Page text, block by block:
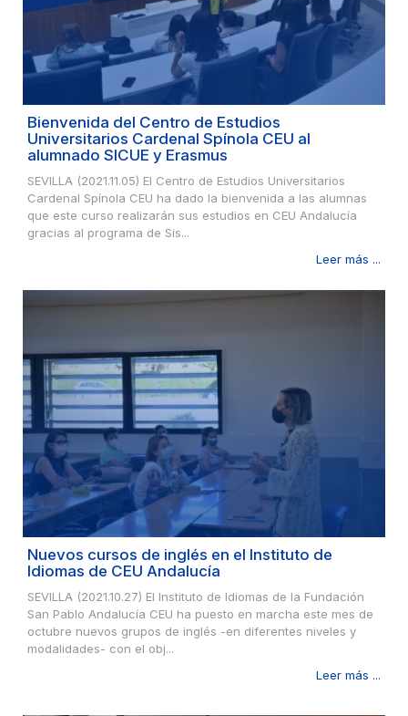
Bienvenida del Centro de Estudios
Universitarios Cardenal Spínola CEU al
alumnado SICUE y Erasmus
SEVILLA (2021.11.05) El Centro de Estudios Universitarios
Cardenal Spínola CEU ha dado la bienvenida a las alumnas
que este curso realizarán sus estudios en CEU Andalucía
gracias al programa de Sis...
Leer más ...
Nuevos cursos de inglés en el Instituto de
Idiomas de CEU Andalucía
SEVILLA (2021.10.27) El Instituto de Idiomas de la Fundación
San Pablo Andalucía CEU ha puesto en marcha este mes de
octubre nuevos grupos de inglés -en diferentes niveles y
modalidades- con el obj...
Leer más ...